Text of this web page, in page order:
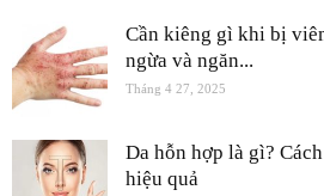
Cần kiêng gì khi bị
ngừa và ngăn...
Tháng 4 27, 2025
Da hỗn hợp là gì?
hiệu quả